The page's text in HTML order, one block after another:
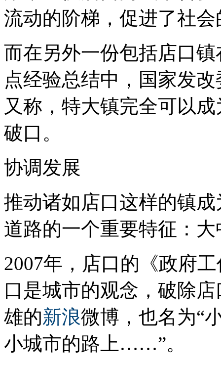
流动的阶梯，促进了社
而在另外一份包括店口
点经验总结中，国家发
又称，特大镇完全可以
破口。
协调发展
推动诸如店口这样的镇
道路的一个重要特征：
2007年，店口的《政府
口是城市的观念，破除
雄的新浪微博，也名为“
小城市的路上……”。